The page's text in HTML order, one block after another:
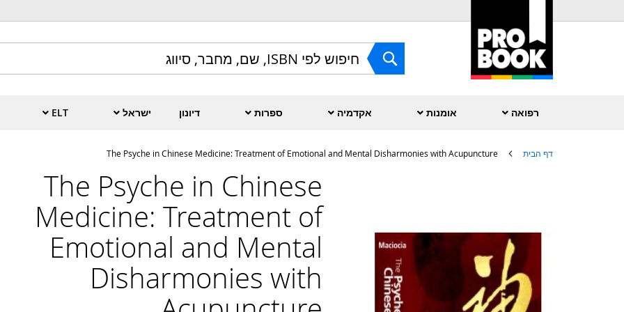
to
Content
חפש
רפואה אומנות אקדמיה ספרות דיונון ישראל ELT
דף הבית The Psyche in Chinese Medicine: Treatment of Emotional and Mental Disharmonies with Acupuncture
The Psyche in Chinese
Medicine: Treatment of
Emotional and Mental
Disharmonies with
תמונות